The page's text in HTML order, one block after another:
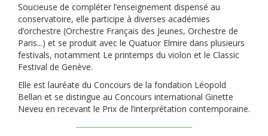
Soucieuse de compléter l’enseignement dispensé au
conservatoire, elle participe à diverses académies
d’orchestre (Orchestre Français des Jeunes, Orchestre de
Paris...) et se produit avec le Quatuor Elmire dans plusieurs
festivals, notamment Le printemps du violon et le Classic
Festival de Genève.
Elle est lauréate du Concours de la fondation Léopold
Bellan et se distingue au Concours international Ginette
Neveu en recevant le Prix de l’interprétation contemporaine.